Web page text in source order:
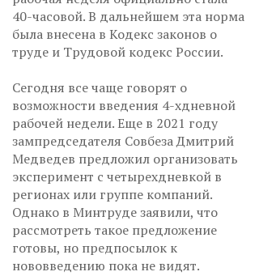
40-часовой. В дальнейшем эта норма
была внесена в Кодекс законов о
труде и Трудовой кодекс России.
Сегодня все чаще говорят о
возможности введения 4-хдневной
рабочей недели. Еще в 2021 году
зампредседателя Совбеза Дмитрий
Медведев предложил организовать
эксперимент с четырехдневкой в
регионах или группе компаний.
Однако в Минтруде заявили, что
рассмотреть такое предложение
готовы, но предпосылок к
нововведению пока не видят.